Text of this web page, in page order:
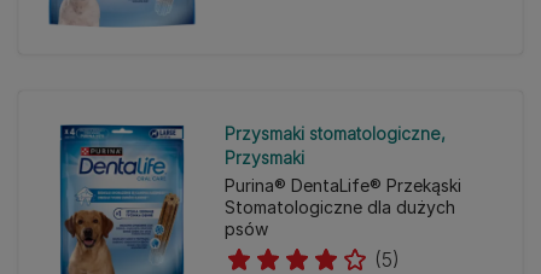
Przysmaki stomatologiczne
Przysmaki
Purina® DentaLife® Przekąski
Stomatologiczne dla dużych
psów
(5)